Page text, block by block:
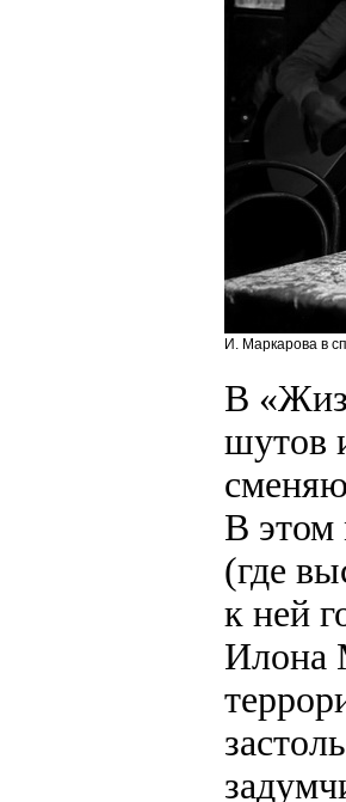
И. Маркарова в
В
шутов
В этом
(где
к ней
Илона